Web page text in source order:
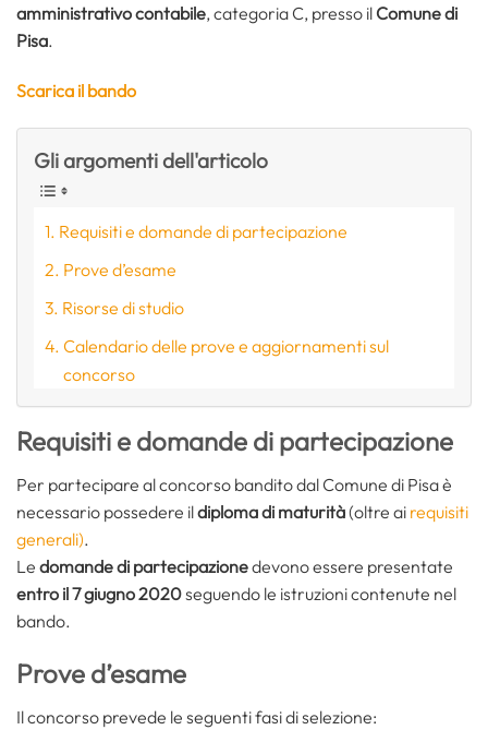
amministrativo contabile, categoria C, presso il Comune di
Pisa.
Scarica il bando
Gli argomenti dell'articolo
Requisiti e domande di partecipazione
Prove d’esame
Risorse di studio
Calendario delle prove e aggiornamenti sul
concorso
Requisiti e domande di partecipazione
Per partecipare al concorso bandito dal Comune di Pisa è
necessario possedere ildiploma di maturità(oltre ai requisiti
generali).
Le domande di partecipazionedevono essere presentate
entro il 7 giugno 2020seguendo le istruzioni contenute nel
bando.
Prove d’esame
Il concorso prevede le seguenti fasi di selezione: